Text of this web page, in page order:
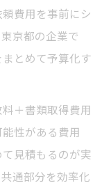
費用を事前にシ
京都の企業で
とめて予算化す
＋書類取得費用
性がある費用
て見積もるのが実
通部分を効率化